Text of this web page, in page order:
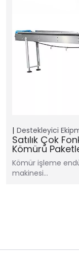
Destekleyici
Satılık Çok
Kömürü
Kömür işleme
makinesi…